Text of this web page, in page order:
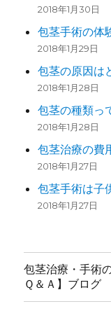
2018年1月30日
包茎手術の体
2018年1月29日
包茎の原因は
2018年1月28日
包茎の種類っ
2018年1月28日
包茎治療の費
2018年1月27日
包茎手術は子
2018年1月27日
包茎治療・手術
Ｑ＆Ａ】ブログ